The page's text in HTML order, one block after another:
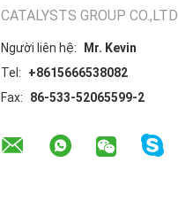
CATALYSTS GROUP CO.,LTD
Người liên hệ:
Mr. Kevin
Tel:
+8615666538082
Fax:
86-533-52065599-2